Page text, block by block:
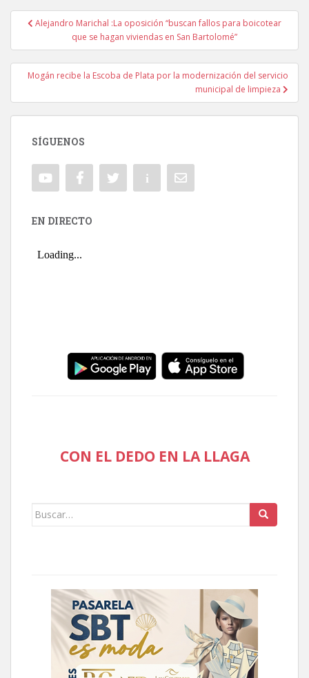
Navegación de entradas
Alejandro Marichal :La oposición “buscan fallos para boicotear
que se hagan viviendas en San Bartolomé”
Mogán recibe la Escoba de Plata por la modernización del servicio
municipal de limpieza
SÍGUENOS
EN DIRECTO
CON EL DEDO EN LA LLAGA
Buscar: